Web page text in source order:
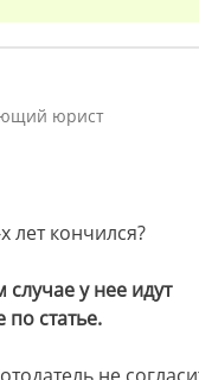
юрист
лет кончился?
у нее идут
по статье.